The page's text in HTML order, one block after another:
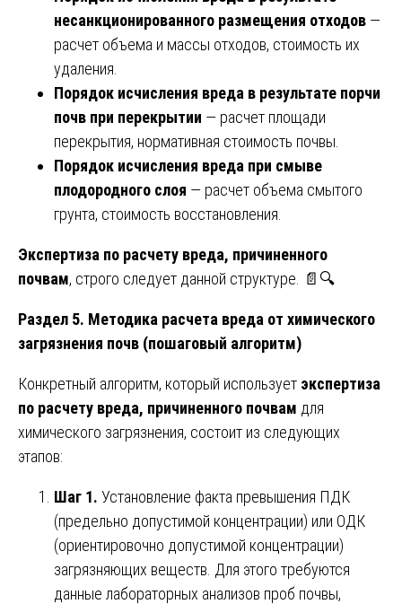
несанкционированного размещения отходов —
расчет объема и массы отходов, стоимость их
удаления.
Порядок исчисления вреда в результате порчи
почв при перекрытии — расчет площади
перекрытия, нормативная стоимость почвы.
Порядок исчисления вреда при смыве
плодородного слоя — расчет объема смытого
грунта, стоимость восстановления.
Экспертиза по расчету вреда, причиненного
почвам, строго следует данной структуре. 📄🔍
Раздел 5. Методика расчета вреда от химического
загрязнения почв (пошаговый алгоритм)
Конкретный алгоритм, который использует экспертиза
по расчету вреда, причиненного почвам для
химического загрязнения, состоит из следующих
этапов:
Шаг 1. Установление факта превышения ПДК
(предельно допустимой концентрации) или ОДК
(ориентировочно допустимой концентрации)
загрязняющих веществ. Для этого требуются
данные лабораторных анализов проб почвы,